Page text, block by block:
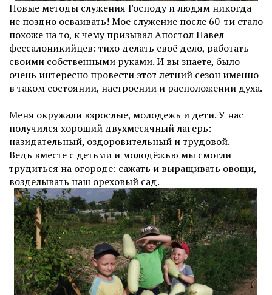
Новые методы служения Господу и людям никогда
не поздно осваивать! Мое служение после 60-ти стало
похоже на то, к чему призывал Апостол Павел
фессалоникийцев: тихо делать своё дело, работать
своими собственными руками. И вы знаете, было
очень интересно провести этот летний сезон именно
в таком состоянии, настроении и расположении духа.
Меня окружали взрослые, молодежь и дети. У нас
получился хороший двухмесячный лагерь:
назидательный, оздоровительный и трудовой.
Ведь вместе с детьми и молодёжью мы смогли
трудиться на огороде: сажать и выращивать овощи,
возделывать наш ореховый сад.